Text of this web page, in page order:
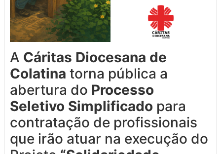
A Cáritas Diocesana de
Colatina torna pública a
abertura do Processo
Seletivo Simplificado para
contratação de profissionais
que irão atuar na execução do